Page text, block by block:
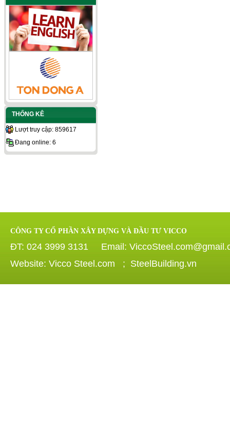
THỐNG KÊ
Lượt truy cập: 859617
Đang online: 6
CÔNG TY CỔ PHẦN XÂY DỰNG VÀ ĐẦU TƯ VICCO
ĐT: 024 3999 3131 Email:
Website: Vicco Steel.com ; SteelBuilding.vn